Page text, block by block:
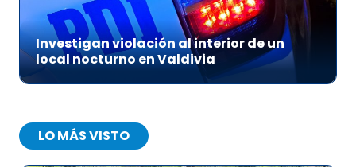
Investigan violación al interior de un
local nocturno en Valdivia
LO MÁS VISTO